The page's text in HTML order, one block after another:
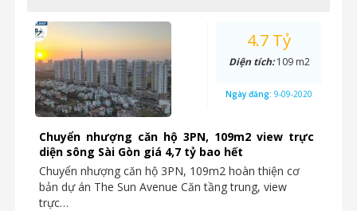
Chuyển nhượng căn hộ 3PN, 109m2 view trực
diện sông Sài Gòn giá 4,7 tỷ bao hết
Chuyển nhượng căn hộ 3PN, 109m2 hoàn thiện cơ
bản dự án The Sun Avenue Căn tầng trung, view
trực…
4.7 Tỷ
Diện tích:109 m2
Ngày đăng: 9-09-2020